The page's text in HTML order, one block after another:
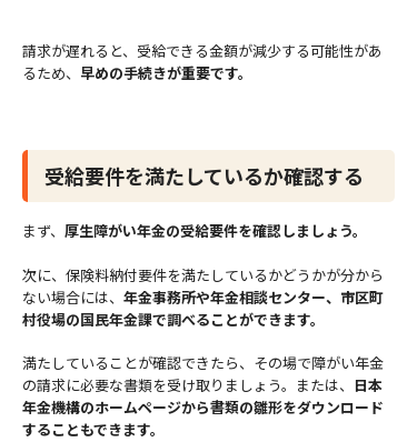
請求が遅れると、受給できる金額が減少する可能性があ
るため、 早めの手続きが重要です。
受給要件を満たしているか確認する
まず、 厚生障がい年金の受給要件を確認しましょう。
次に、保険料納付要件を満たしているかどうかが分から
ない場合には、 年金事務所や年金相談センター、市区町
村役場の国民年金課で調べることができます。
満たしていることが確認できたら、その場で障がい年金
の請求に必要な書類を受け取りましょう。または、 日本
年金機構のホームページから書類の雛形をダウンロード
することもできます。